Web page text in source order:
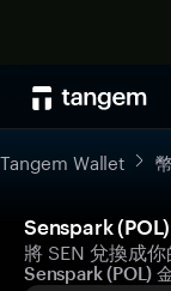
Tangem Wallet
Senspark
將 SEN 兌換成
Senspark (POL)